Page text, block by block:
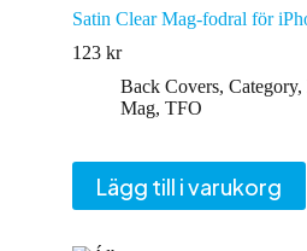
Satin Clear Mag-fodral för
123 kr
Back Covers, Category,
Mag, TFO
Lägg till i varukorg